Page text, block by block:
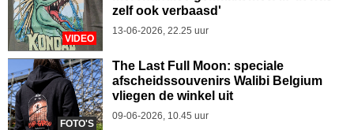
VIDEO
zelf ook verbaasd'
13-06-2026, 22.25 uur
FOTO'S
The Last Full Moon: speciale
afscheidssouvenirs Walibi Belgium
vliegen de winkel uit
09-06-2026, 10.45 uur